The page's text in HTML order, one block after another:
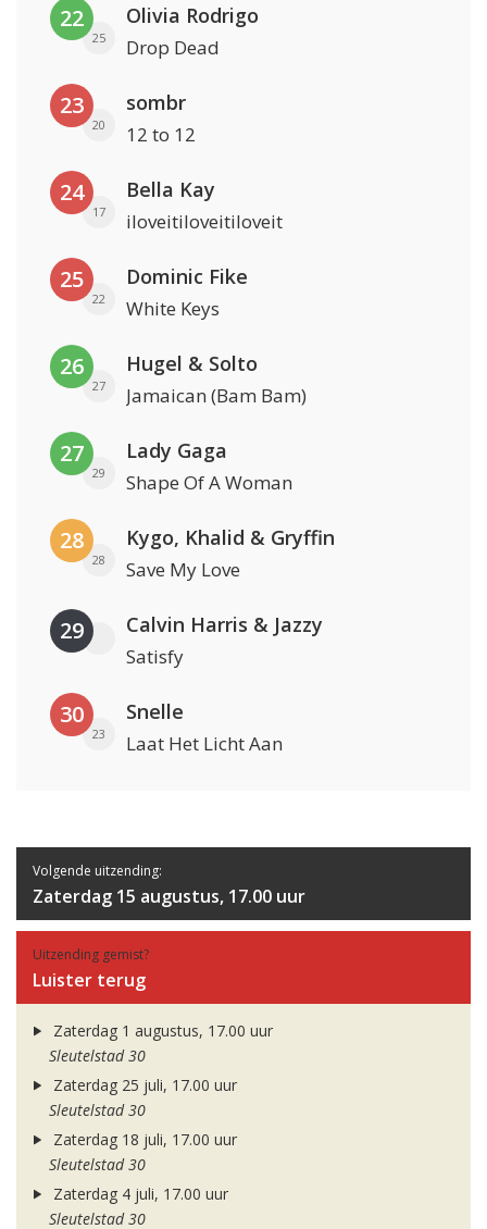
22
25
Olivia Rodrigo
Drop Dead
23
20
sombr
12 to 12
24
17
Bella Kay
iloveitiloveitiloveit
25
22
Dominic Fike
White Keys
26
27
Hugel & Solto
Jamaican (Bam Bam)
27
29
Lady Gaga
Shape Of A Woman
28
28
Kygo, Khalid & Gryffin
Save My Love
29 Calvin Harris & Jazzy
Satisfy
30
23
Snelle
Laat Het Licht Aan
Volgende uitzending:
Zaterdag 15 augustus, 17.00 uur
Uitzending gemist?
Luister terug
Zaterdag 1 augustus, 17.00 uur
Sleutelstad 30
Zaterdag 25 juli, 17.00 uur
Sleutelstad 30
Zaterdag 18 juli, 17.00 uur
Sleutelstad 30
Zaterdag 4 juli, 17.00 uur
Sleutelstad 30